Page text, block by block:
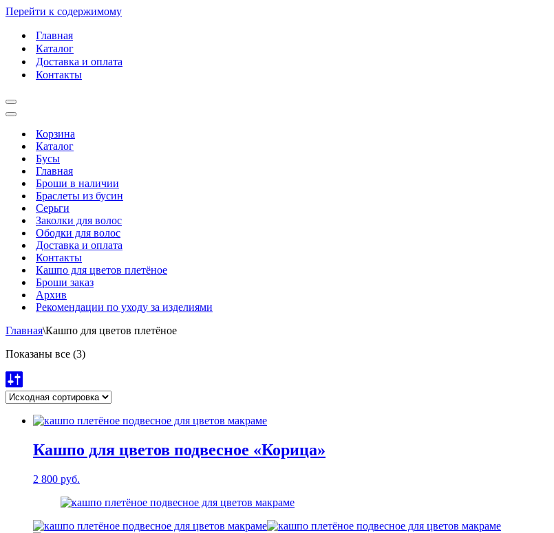
Перейти к содержимому
Главная
Каталог
Доставка и оплата
Контакты
Меню
навигации
Меню
навигацииКорзина
Каталог
Бусы
Главная
Броши в наличии
Браслеты из бусин
Серьги
Заколки для волос
Ободки для волос
Доставка и оплата
Контакты
Кашпо для цветов плетёное
Броши заказ
Архив
Рекомендации по уходу за изделиями
Главная\Кашпо для цветов плетёное
Показаны все (3)
Кашпо для цветов подвесное «Корица»
2 800 руб.